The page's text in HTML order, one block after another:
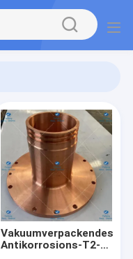
Vakuumverpackendes
Antikorrosions-T2-